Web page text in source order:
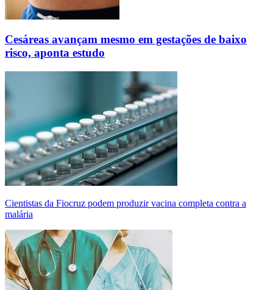
Cesáreas avançam mesmo em gestações de baixo
risco, aponta estudo
Cientistas da Fiocruz podem produzir vacina completa contra a
malária